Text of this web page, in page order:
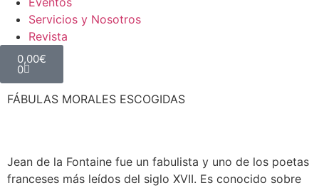
Servicios y Nosotros
Revista
0,00€
0
FÁBULAS MORALES ESCOGIDAS
Jean de la Fontaine fue un fabulista y uno de los poetas
franceses más leídos del siglo XVII. Es conocido sobre